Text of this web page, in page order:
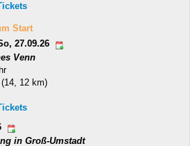
Start
27.09.26
Venn
12 km)
in Groß-Umstadt